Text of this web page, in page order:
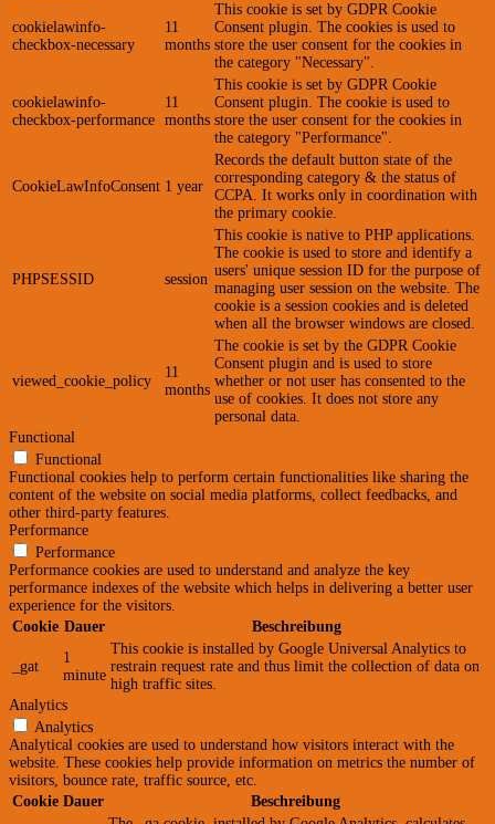
cookielawinfo-
checkbox-necessary
11
months
This cookie is set by GDPR Cookie
Consent plugin. The cookies is used to
store the user consent for the cookies in
the category "Necessary".
cookielawinfo-
checkbox-performance
11
months
This cookie is set by GDPR Cookie
Consent plugin. The cookie is used to
store the user consent for the cookies in
the category "Performance".
CookieLawInfoConsent 1 year
Records the default button state of the
corresponding category & the status of
CCPA. It works only in coordination with
the primary cookie.
PHPSESSID session
This cookie is native to PHP applications.
The cookie is used to store and identify a
users' unique session ID for the purpose of
managing user session on the website. The
cookie is a session cookies and is deleted
when all the browser windows are closed.
viewed_cookie_policy
11
months
The cookie is set by the GDPR Cookie
Consent plugin and is used to store
whether or not user has consented to the
use of cookies. It does not store any
personal data.
Functional
Functional
Functional cookies help to perform certain functionalities like sharing the
content of the website on social media platforms, collect feedbacks, and
other third-party features.
Performance
Performance
Performance cookies are used to understand and analyze the key
performance indexes of the website which helps in delivering a better user
experience for the visitors.
Cookie Dauer Beschreibung
_gat
1
minute
This cookie is installed by Google Universal Analytics to
restrain request rate and thus limit the collection of data on
high traffic sites.
Analytics
Analytics
Analytical cookies are used to understand how visitors interact with the
website. These cookies help provide information on metrics the number of
visitors, bounce rate, traffic source, etc.
Cookie Dauer Beschreibung